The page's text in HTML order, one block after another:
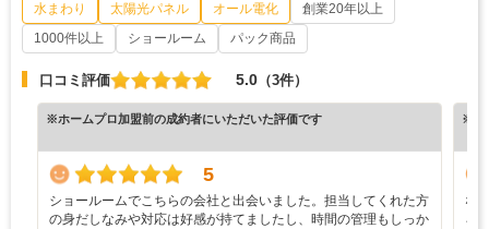
水まわり 太陽光パネル オール電化
創業20年以上
1000件以上
ショールーム パック商品
口コミ評価 5.0 （3件）
※ホームプロ加盟前の成約者にいただいた評価です
5
ショールームでこちらの会社と出会いました。担当してくれた方
の身だしなみや対応は好感が持てましたし、時間の管理もしっか
※ホ
な
ろ